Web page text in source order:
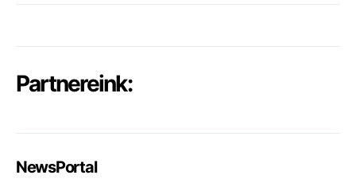
Partnereink:
NewsPortal